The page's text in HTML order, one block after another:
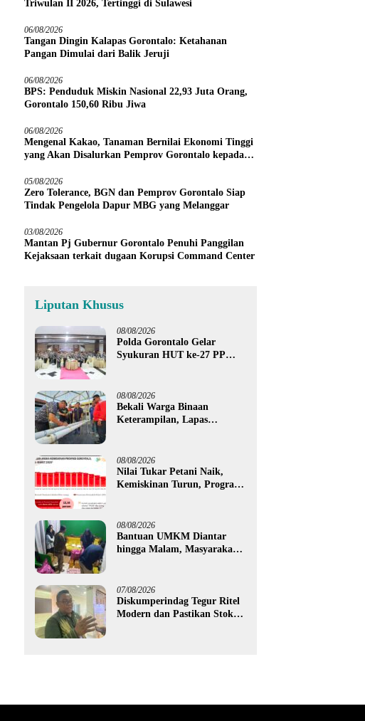
Triwulan II 2026, Tertinggi di Sulawesi
06/08/2026
Tangan Dingin Kalapas Gorontalo: Ketahanan
Pangan Dimulai dari Balik Jeruji
06/08/2026
BPS: Penduduk Miskin Nasional 22,93 Juta Orang,
Gorontalo 150,60 Ribu Jiwa
06/08/2026
Mengenal Kakao, Tanaman Bernilai Ekonomi Tinggi
yang Akan Disalurkan Pemprov Gorontalo kepada
05/08/2026
Zero Tolerance, BGN dan Pemprov Gorontalo Siap
Tindak Pengelola Dapur MBG yang Melanggar
03/08/2026
Mantan Pj Gubernur Gorontalo Penuhi Panggilan
Kejaksaan terkait dugaan Korupsi Command Center
Liputan Khusus
08/08/2026
Polda Gorontalo Gelar
Syukuran HUT ke-27 PP
08/08/2026
Bekali Warga Binaan
Keterampilan, Lapas
08/08/2026
Nilai Tukar Petani Naik,
Kemiskinan Turun, Program
08/08/2026
Bantuan UMKM Diantar
hingga Malam, Masyarakat
07/08/2026
Diskumperindag Tegur Ritel
Modern dan Pastikan Stok